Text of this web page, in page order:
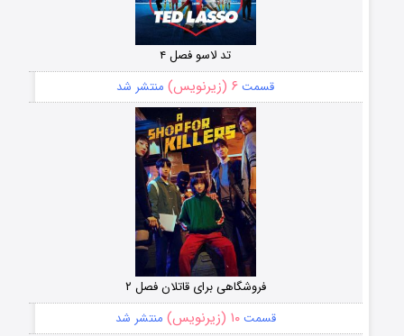
تد لاسو فصل ۴
قسمت ۶ (زیرنویس) منتشر شد
فروشگاهی برای قاتلان فصل ۲
قسمت۱۰ (زیرنویس) منتشر شد